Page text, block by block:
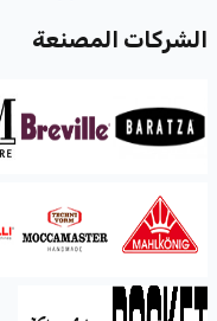
الشركات المصنعة